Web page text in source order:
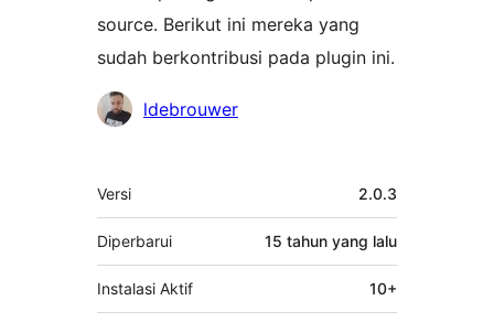
source. Berikut ini mereka yang
sudah berkontribusi pada plugin ini.
Kontributorldebrouwer
Meta
Versi 2.0.3
Diperbarui 15 tahun yang lalu
Instalasi Aktif 10+